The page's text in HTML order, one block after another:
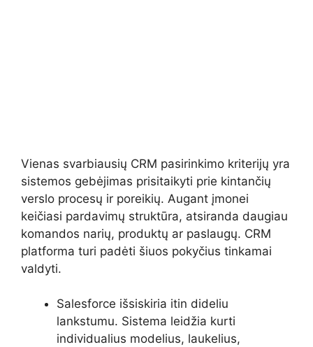
Vienas svarbiausių CRM pasirinkimo kriterijų yra
sistemos gebėjimas prisitaikyti prie kintančių
verslo procesų ir poreikių. Augant įmonei
keičiasi pardavimų struktūra, atsiranda daugiau
komandos narių, produktų ar paslaugų. CRM
platforma turi padėti šiuos pokyčius tinkamai
valdyti.
Salesforce išsiskiria itin dideliu
lankstumu. Sistema leidžia kurti
individualius modelius, laukelius,